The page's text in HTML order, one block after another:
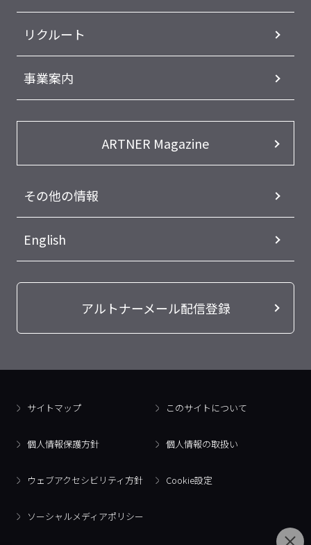
リクルート
事業案内
ARTNER Magazine
その他の情報
English
アルトナーメール配信登録
サイトマップ このサイトについて
個人情報保護方針 個人情報の取扱い
ウェブアクセシビリティ方針 Cookie設定
ソーシャルメディアポリシー